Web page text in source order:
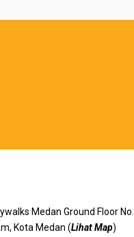
Medan Ground Floor
Kota Medan (Lihat Map)